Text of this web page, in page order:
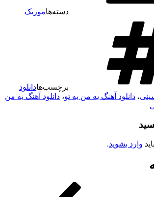
دسته‌هاموزیک
برچسب‌هادانلود
، دانلود آهنگ یه من یه تو، دانلود آهنگ یه من
وارد بشوید.